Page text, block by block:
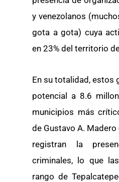
y venezolanos
gota a gota) cuya
en 23% del territorio
En su totalidad, estos
potencial a 8.6
municipios más
de Gustavo A.
registran la
criminales, lo que
rango de